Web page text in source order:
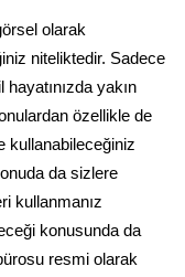
olarak
niteliktedir. Sadece
yakın
özellikle de
kullanabileceğiniz
da sizlere
kullanmanız
konusunda da
resmi olarak